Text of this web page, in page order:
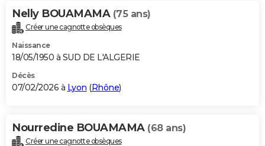
Alimentation
Guide de la santé
Maladies
Médicaments
Sommeil
VOYAGE
Destinations
City break
Voyage nature
Voyage de noces
Forum
Climat
+PHOTO
GUIDES D'ACHAT
BONS PLANS
Carte de Noël
Carte Bonne année
Carte Saint-Valentin
Carte Pâques
Carte d'anniversaire
DICTIONNAIRE
Nelly BOUAMAMA (75 ans)
Créer une cagnotte obsèques
Naissance
18/05/1950 à SUD DE L'ALGERIE
Décès
07/02/2026 à Lyon (Rhône)
Nourredine BOUAMAMA (68 ans)
Créer une cagnotte obsèques